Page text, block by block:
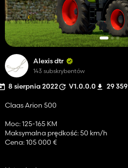
Alexis dtr
143 subskrybentów
8 sierpnia 2022 V1.0.0.0 29 359
Claas Arion 500
Moc: 125-165 KM
Maksymalna prędkość: 50 km/h
Cena: 105 000 €